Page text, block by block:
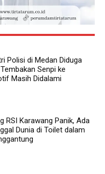
Polisi di Medan Diduga
Senpi ke
Masih Didalami
RSI Karawang Panik, Ada
Dunia di Toilet dalam